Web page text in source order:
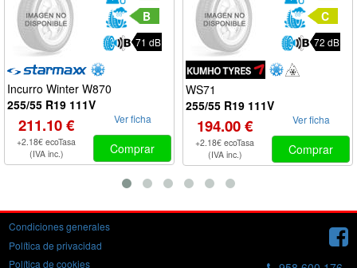
B
71 dB
Incurro Winter W870
255/55 R19 111V
211.10 €
+2.18€ ecoTasa
(IVA inc.)
Ver ficha
Comprar
C
72 dB
WS71
255/55 R19 111V
194.00 €
+2.18€ ecoTasa
(IVA inc.)
Ver ficha
Comprar
Condiciones generales
Política de privacidad
Política de cookies